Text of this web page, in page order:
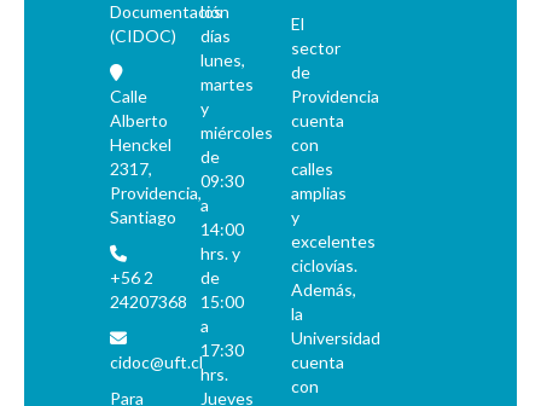
Documentación
(CIDOC)
Calle
Alberto
Henckel
2317,
Providencia,
Santiago
+56 2
24207368
cidoc@uft.cl
Para
los
días
lunes,
martes
y
miércoles
de
09:30
a
14:00
hrs. y
de
15:00
a
17:30
hrs.
Jueves
El
sector
de
Providencia
cuenta
con
calles
amplias
y
excelentes
ciclovías.
Además,
la
Universidad
cuenta
con